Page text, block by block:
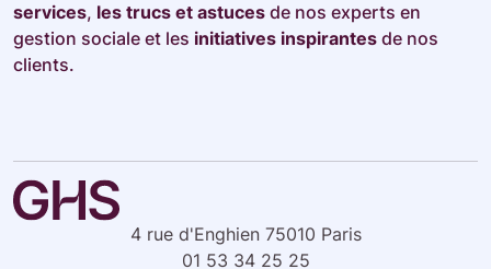
services, les trucs et astuces de nos experts en
gestion sociale et les initiatives inspirantes de nos
clients.
4 rue d'Enghien 75010 Paris
01 53 34 25 25